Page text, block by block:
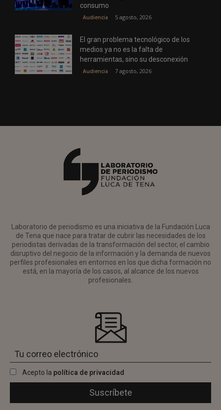
consumo
Audiencia 5 agosto, 2026
El gran problema tecnológico de los
medios ya no es la falta de
herramientas, sino su desconexión
Audiencia 7 agosto, 2026
Laboratorio de periodismo es una iniciativa de la Fundación Luca
de Tena que nace para tratar de cubrir las necesidades de los
periodistas derivadas de la transformación del sector, el cambio
disruptivo del negocio de la información y la demanda de nuevos
perfiles profesionales en entornos en los que dicha formación no
está, en la mayoría de los casos, al alcance de los nuevos
profesionales.
Acepto la política de privacidad